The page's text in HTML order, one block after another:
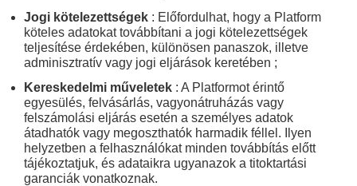
Jogi kötelezettségek : Előfordulhat, hogy a Platform
köteles adatokat továbbítani a jogi kötelezettségek
teljesítése érdekében, különösen panaszok, illetve
adminisztratív vagy jogi eljárások keretében ;
Kereskedelmi műveletek : A Platformot érintő
egyesülés, felvásárlás, vagyonátruházás vagy
felszámolási eljárás esetén a személyes adatok
átadhatók vagy megoszthatók harmadik féllel. Ilyen
helyzetben a felhasználókat minden továbbítás előtt
tájékoztatjuk, és adataikra ugyanazok a titoktartási
garanciák vonatkoznak.